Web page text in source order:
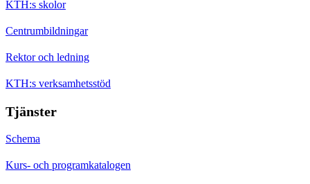
KTH:s skolor
Centrumbildningar
Rektor och ledning
KTH:s verksamhetsstöd
Tjänster
Schema
Kurs- och programkatalogen